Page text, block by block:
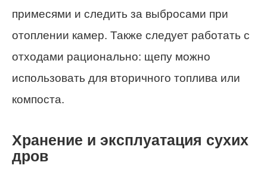
примесями и следить за выбросами при
отоплении камер. Также следует работать с
отходами рационально: щепу можно
использовать для вторичного топлива или
компоста.
Хранение и эксплуатация сухих
дров